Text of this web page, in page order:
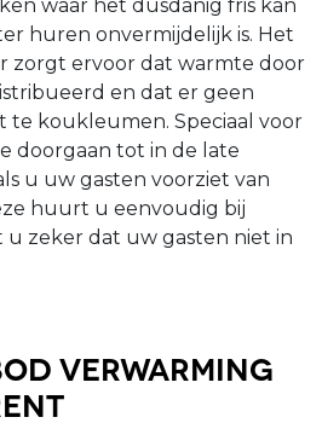
waar het dusdanig fris kan
huren onvermijdelijk is. Het
zorgt ervoor dat warmte door
en dat er geen
te koukleumen. Speciaal voor
doorgaan tot in de late
u uw gasten voorziet van
huurt u eenvoudig bij
u zeker dat uw gasten niet in
verwarming